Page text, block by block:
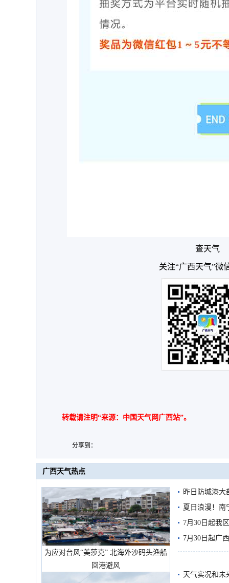
查天气
关注“广西天气”微
转载请注明“来源：中国天气网广西站”。
分享到：
广西天气热点
为应对台风“美莎克” 北海外沙码头渔船
回港避风
昨日防城港大
雨
夏日浪漫！南
7月30日起我
7月30日起广
天气实况和未